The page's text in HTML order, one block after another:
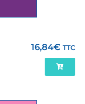
16,84€ TTC